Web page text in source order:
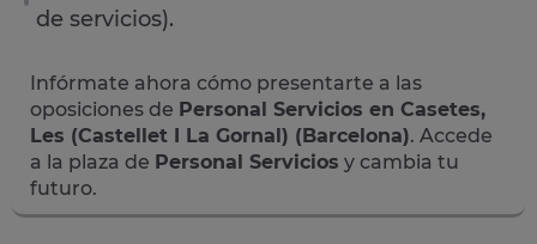
de servicios).
Infórmate ahora cómo presentarte a las
oposiciones de Personal Servicios en Casetes,
Les (Castellet I La Gornal) (Barcelona). Accede
a la plaza de Personal Servicios y cambia tu
futuro.